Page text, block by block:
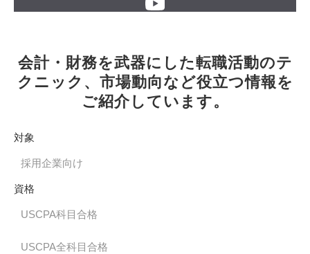
会計・財務を武器にした転職活動のテ
クニック、市場動向など役立つ情報を
ご紹介しています。
対象
採用企業向け
資格
USCPA科目合格
USCPA全科目合格